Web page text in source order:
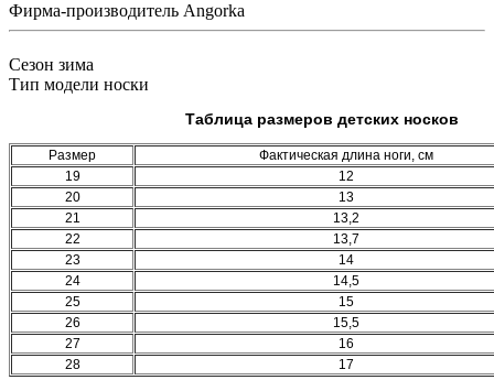
Фирма-производитель Angorka
Сезон зима
Тип модели носки
Таблица размеров детских носков
Размер
Фактическая длина ноги, см
19
12
20
13
21
13,2
22
13,7
23
14
24
14,5
25
15
26
15,5
27
16
28
17